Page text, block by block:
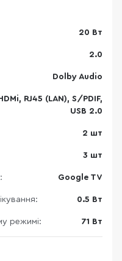
20 Вт
2.0
Dolby Audio
RJ45 (LAN), S/PDIF,
USB 2.0
2 шт
3 шт
Google TV
0.5 Вт
режимі: 71 Вт